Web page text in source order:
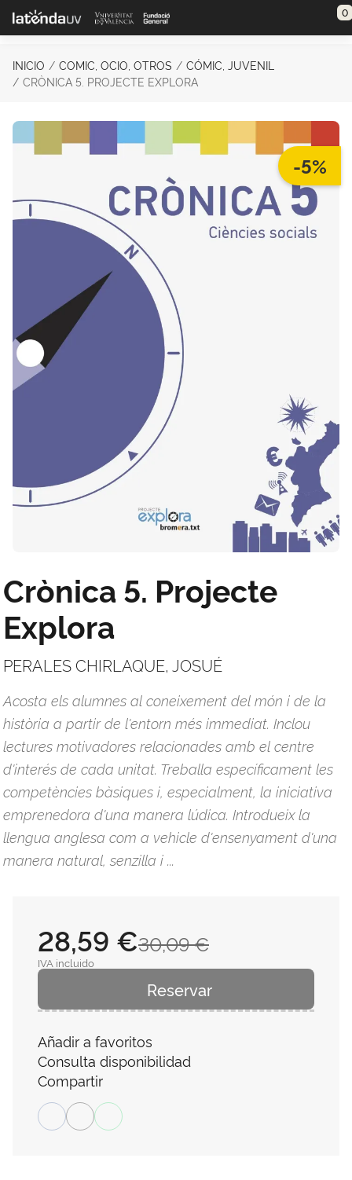
Saltar al contenido principal 0
INICIO COMIC, OCIO, OTROS
CÓMIC, JUVENIL
CRÒNICA 5. PROJECTE EXPLORA
-5%
Crònica 5. Projecte
Explora
PERALES CHIRLAQUE, JOSUÉ
Acosta els alumnes al coneixement del món i de la
història a partir de l'entorn més immediat. Inclou
lectures motivadores relacionades amb el centre
d'interés de cada unitat. Treballa específicament les
competències bàsiques i, especialment, la iniciativa
emprenedora d'una manera lúdica. Introdueix la
llengua anglesa com a vehicle d'ensenyament d'una
manera natural, senzilla i ...
30,09 €
28,59 €
IVA incluido
Reservar
Añadir a favoritos
Consulta disponibilidad
Compartir